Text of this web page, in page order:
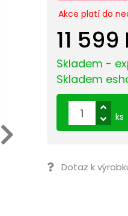
Akce platí do
11 599
Skladem -
Skladem
ks
Dotaz k